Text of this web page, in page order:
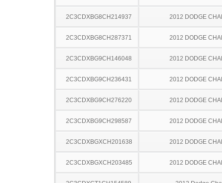
2C3CDXBG8CH214937 2012 DODGE
2C3CDXBG8CH287371 2012 DODGE
2C3CDXBG9CH146048 2012 DODGE
2C3CDXBG9CH236431 2012 DODGE
2C3CDXBG9CH276220 2012 DODGE
2C3CDXBG9CH298587 2012 DODGE
2C3CDXBGXCH201638 2012 DODGE
2C3CDXBGXCH203485 2012 DODGE